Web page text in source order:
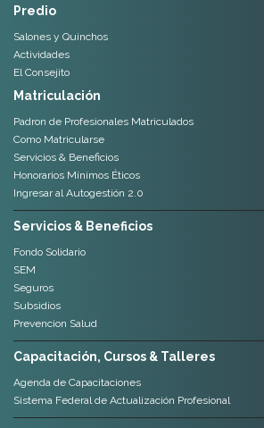
Predio
Salones y Quinchos
Actividades
El Consejito
Matriculación
Padron de Profesionales Matriculados
Como Matricularse
Servicios & Beneficios
Honorarios Mínimos Éticos
Ingresar al Autogestión 2.0
Servicios & Beneficios
Fondo Solidario
SEM
Seguros
Subsidios
Prevencion Salud
Capacitación, Cursos & Talleres
Agenda de Capacitaciones
Sistema Federal de Actualización Profesional